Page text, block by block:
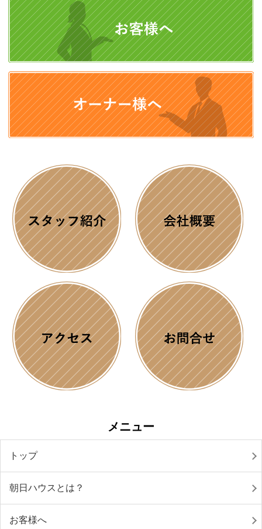
メニュー
トップ
朝日ハウスとは？
お客様へ